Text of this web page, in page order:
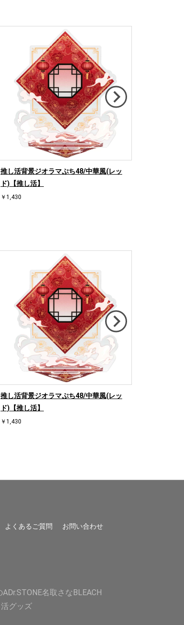
推し活背景ジオラマぷち48/中華風(レッ
ド)【推し活】
￥1,430
推し活背景ジオラマぷち48/中華風(レッ
ド)【推し活】
￥1,430
よくあるご質問 お問い合わせ
ADr.STONE名取さな BLEACH
グッズ